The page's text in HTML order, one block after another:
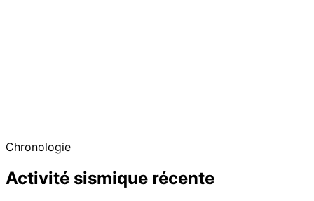
Chronologie
Activité sismique récente